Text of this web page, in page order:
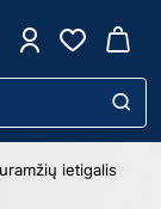
ietigalis